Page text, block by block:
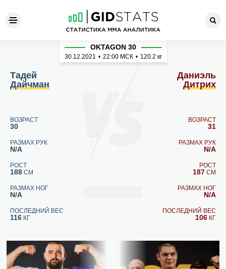
Тадей Дайчман - Даниэль
Тадей
Дайчман
ВОЗРАСТ
30
РАЗМАХ РУК
N/A
РОСТ
188 СМ
РАЗМАХ НОГ
N/A
ПОСЛЕДНИЙ ВЕС
116 КГ
OKTAGON 30
30.12.2021 • 22:00 МСК • 120.2 кг
Даниэль
Дитрих
ВОЗРАСТ
31
РАЗМАХ РУК
N/A
РОСТ
187 СМ
РАЗМАХ НОГ
N/A
ПОСЛЕДНИЙ ВЕС
106 КГ